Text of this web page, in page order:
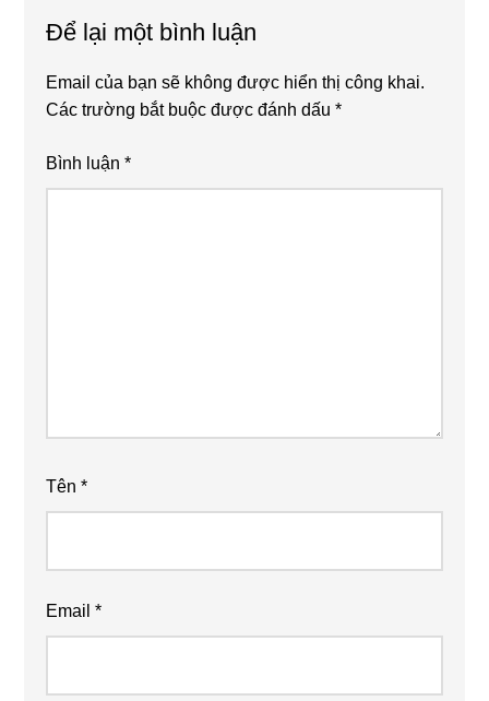
Interactions
Để lại một bình luận
Email của bạn sẽ không được hiển thị công khai.
Các trường bắt buộc được đánh dấu*
Bình luận*
Tên*
Email*